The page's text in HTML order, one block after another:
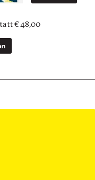
€ 48,00